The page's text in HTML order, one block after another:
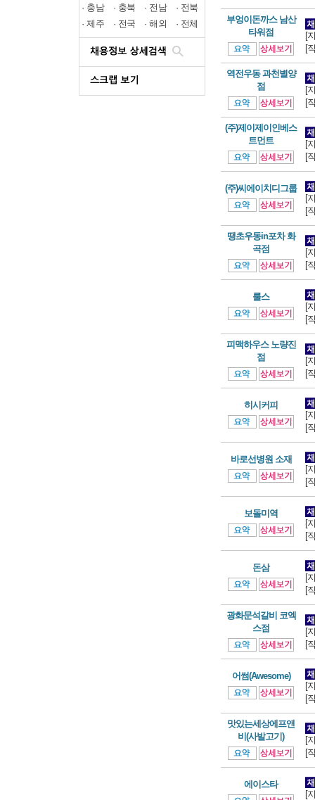
· 충남 · 충북 · 전남 · 전북
· 제주 · 전국 · 해외 · 전체
부엉이돈까스 남산
타워점
[
[
역전우동 과천별양
점
[
[
(주)제이제이인베스
트먼트
[
[
(주)씨에이치디그룹
[
[
땡초우동in포차 화
곡점
[
[
룰스
[
[
피맥하우스 노량진
점
[
[
히시커피
[
[
바로선병원 소재
[
[
보돌미역
[
[
돈삼
[
[
광화문석갈비 코엑
스점
[
[
어썸(Awesome)
[
[
맛있는세상에프앤
비(사발고기)
[
[
에이스타
[